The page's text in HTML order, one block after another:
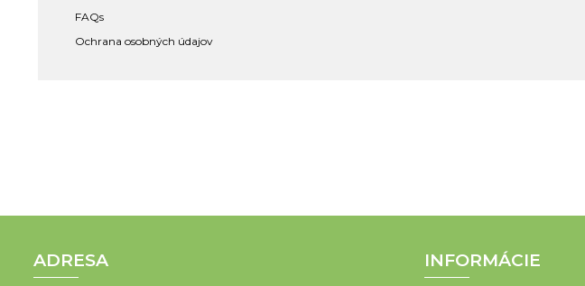
FAQs
Ochrana osobných údajov
ADRESA INFORMÁCIE